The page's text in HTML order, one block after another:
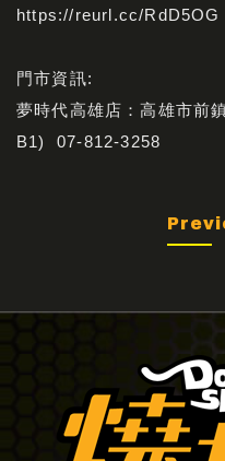
https://reurl.cc/RdD5OG
門市資訊:
夢時代高雄店：高雄市前
B1) 07-812-3258